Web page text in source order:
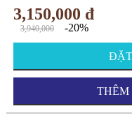
3,150,000 đ
3,940,000 -20%
THÊM